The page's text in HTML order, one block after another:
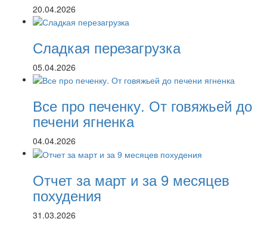
20.04.2026
Сладкая перезагрузка
05.04.2026
Все про печенку. От говяжьей до
печени ягненка
04.04.2026
Отчет за март и за 9 месяцев
похудения
31.03.2026